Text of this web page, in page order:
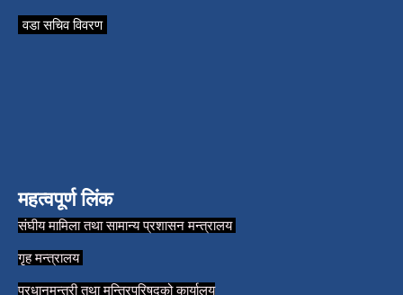
वडा सचिव विवरण
महत्वपूर्ण लिंक
संघीय मामिला तथा सामान्य प्रशासन मन्त्रालय
गृह मन्त्रालय
प्रधानमन्त्री तथा मन्त्रिपरिषद्को कार्यालय